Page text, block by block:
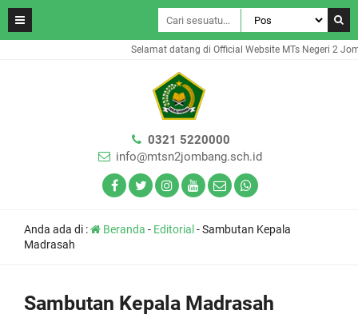
Selamat datang di Official Website MTs Negeri 2
0321 5220000
info@mtsn2jombang.sch.id
Anda ada di : Beranda - Editorial -Sambutan Kepala
Madrasah
Sambutan Kepala Madrasah